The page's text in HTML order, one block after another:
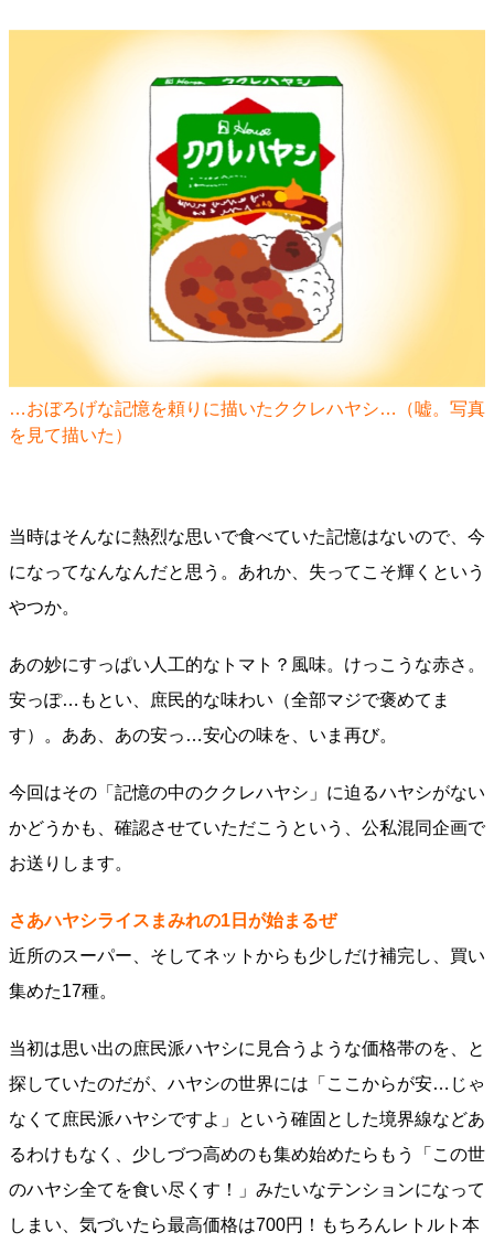
…おぼろげな記憶を頼りに描いたククレハヤシ…（嘘。写真
を見て描いた）
当時はそんなに熱烈な思いで食べていた記憶はないので、今
になってなんなんだと思う。あれか、失ってこそ輝くという
やつか。
あの妙にすっぱい人工的なトマト？風味。けっこうな赤さ。
安っぽ…もとい、庶民的な味わい（全部マジで褒めてま
す）。ああ、あの安っ…安心の味を、いま再び。
今回はその「記憶の中のククレハヤシ」に迫るハヤシがない
かどうかも、確認させていただこうという、公私混同企画で
お送りします。
さあハヤシライスまみれの1日が始まるぜ
近所のスーパー、そしてネットからも少しだけ補完し、買い
集めた17種。
当初は思い出の庶民派ハヤシに見合うような価格帯のを、と
探していたのだが、ハヤシの世界には「ここからが安…じゃ
なくて庶民派ハヤシですよ」という確固とした境界線などあ
るわけもなく、少しづつ高めのも集め始めたらもう「この世
のハヤシ全てを食い尽くす！」みたいなテンションになって
しまい、気づいたら最高価格は700円！もちろんレトルト本